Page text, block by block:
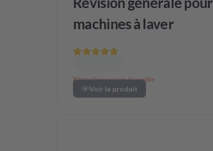
machines à laver
Actuellement non disponible
Voir le produit